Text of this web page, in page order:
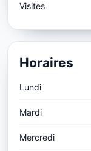
Visites
Horaires
Lundi
Mardi
Mercredi